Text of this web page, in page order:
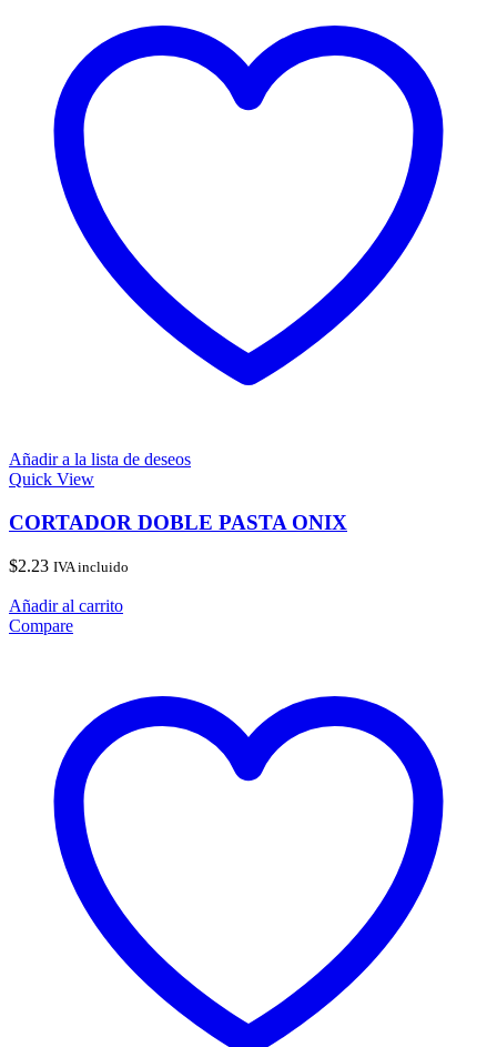
Añadir a la lista de deseos
Quick View
CORTADOR DOBLE PASTA ONIX
$2.23 IVA incluido
Añadir al carrito
Compare